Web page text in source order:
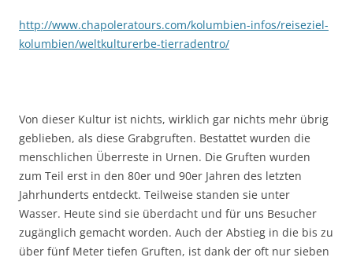
http://www.chapoleratours.com/kolumbien-infos/reiseziel-
kolumbien/weltkulturerbe-tierradentro/
Von dieser Kultur ist nichts, wirklich gar nichts mehr übrig
geblieben, als diese Grabgruften. Bestattet wurden die
menschlichen Überreste in Urnen. Die Gruften wurden
zum Teil erst in den 80er und 90er Jahren des letzten
Jahrhunderts entdeckt. Teilweise standen sie unter
Wasser. Heute sind sie überdacht und für uns Besucher
zugänglich gemacht worden. Auch der Abstieg in die bis zu
über fünf Meter tiefen Gruften, ist dank der oft nur sieben